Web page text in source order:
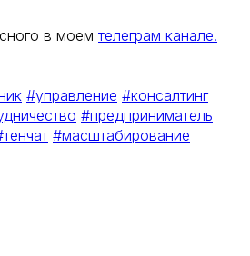
в моем телеграм канале.
#управление #консалтинг
#предприниматель
#масштабирование